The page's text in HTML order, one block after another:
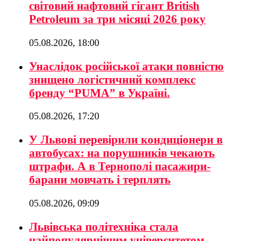
світовий нафтовий гігант British
Petroleum за три місяці 2026 року
05.08.2026, 18:00
Унаслідок російської атаки повністю
знищено логістичний комплекс
бренду “PUMA” в Україні.
05.08.2026, 17:20
У Львові перевірили кондиціонери в
автобусах: на порушників чекають
штрафи. А в Тернополі пасажири-
барани мовчать і терплять
05.08.2026, 09:09
Львівська політехніка стала